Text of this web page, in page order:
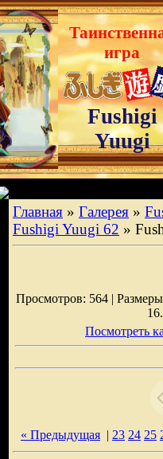
игра
Fushigi
Yuugi
Главная » Галерея »
Fushigi Yuugi 62 »
Просмотров: 564 |
Посмотреть
« Предыдущая | 23 24 25